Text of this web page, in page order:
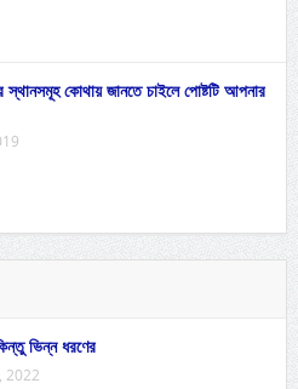
কোথায় জানতে চাইলে পোষ্টটি আপনার
ভিন্ন ধরণের
2022